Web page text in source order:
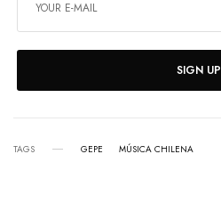
SIGN UP
TAGS GEPE MÚSICA CHILENA